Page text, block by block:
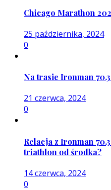
Chicago Marathon
25 października, 2024
0
Na trasie Ironman
21 czerwca, 2024
0
Relacja z Ironman
triathlon od środka?
14 czerwca, 2024
0